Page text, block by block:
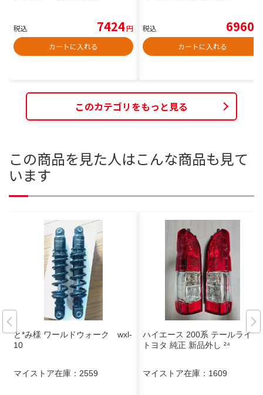
税込 7424円
カートに入れる
税込 6960
カートに入れる
このカテゴリをもっと見る
この商品を見た人はこんな商品も見て
います
と*み様 ワールドウォーク wxl-
10
マイストア在庫： 2559
ハイエース 200系 テールライト
トヨタ 純正 新品外し ²⁴
マイストア在庫： 1609